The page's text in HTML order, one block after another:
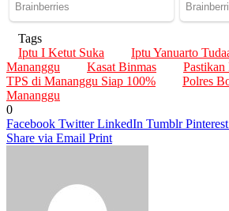
Tags
Iptu I Ketut Suka
Iptu Yanuarto
Mananggu
Kasat Binmas
TPS di Mananggu Siap 100%
Polres
Mananggu
0
Facebook Twitter LinkedIn Tumblr Pinterest
Share via Email Print